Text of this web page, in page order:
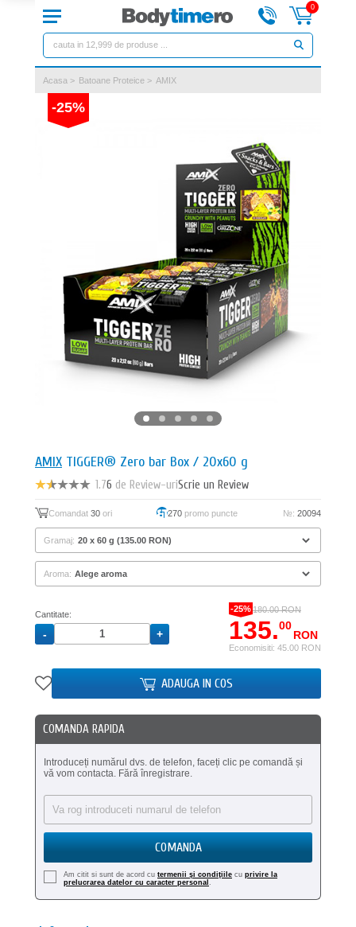
0
Acasa > Batoane Proteice > AMIX
Previous Next
-25%
AMIX TIGGER® Zero bar Box / 20x60 g
1.76 de Review-uriScrie un Review
Comandat 30ori 270 promo puncte №: 20094
Gramaj:
Aroma:
Cantitate:
-25%180.00 RON
135.00
RON
Economisiti: 45.00 RON
ADAUGA IN COS
COMANDA RAPIDA
Introduceți numărul dvs. de telefon, faceți clic pe comandă și
vă vom contacta. Fără înregistrare.
COMANDA
Am citit si sunt de acord cu termenii şi condiţiile cu privire la
prelucrarea datelor cu caracter personal